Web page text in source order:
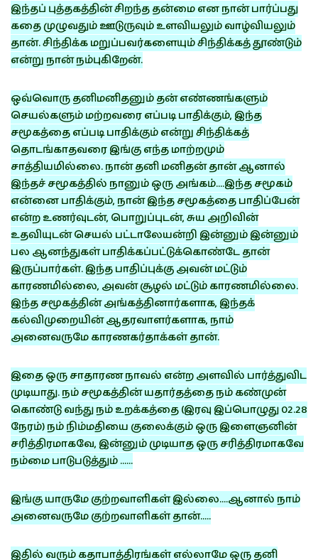
இந்தப் புத்தகத்தின் சிறந்த தன்மை என நான் பார்ப்பது
கதை முழுவதும் ஊடுருவும் உளவியலும் வாழ்வியலும்
தான். சிந்திக்க மறுப்பவர்களையும் சிந்திக்கத் தூண்டும்
என்று நான் நம்புகிறேன்.
ஒவ்வொரு தனிமனிதனும் தன் எண்ணங்களும்
செயல்களும் மற்றவரை எப்படி பாதிக்கும், இந்த
சமூகத்தை எப்படி பாதிக்கும் என்று சிந்திக்கத்
தொடங்காதவரை இங்கு எந்த மாற்றமும்
சாத்தியமில்லை. நான் தனி மனிதன் தான் ஆனால்
இந்தச் சமூகத்தில் நானும் ஒரு அங்கம்….இந்த சமூகம்
என்னை பாதிக்கும், நான் இந்த சமூகத்தை பாதிப்பேன்
என்ற உணர்வுடன், பொறுப்புடன், சுய அறிவின்
உதவியுடன் செயல் பட்டாலேயன்றி இன்னும் இன்னும்
பல ஆனந்துகள் பாதிக்கப்பட்டுக்கொண்டே தான்
இருப்பார்கள். இந்த பாதிப்புக்கு அவன் மட்டும்
காரணமில்லை, அவன் சூழல் மட்டும் காரணமில்லை.
இந்த சமூகத்தின் அங்கத்தினார்களாக, இந்தக்
கல்விமுறையின் ஆதரவாளர்களாக, நாம்
அனைவருமே காரணகர்தாக்கள் தான்.
இதை ஒரு சாதாரண நாவல் என்ற அளவில் பார்த்துவிட
முடியாது. நம் சமூகத்தின் யதார்தத்தை நம் கண்முன்
கொண்டு வந்து நம் உறக்கத்தை (இரவு இப்பொழுது 02.28
நேரம்) நம் நிம்மதியை குலைக்கும் ஒரு இளைஞனின்
சரித்திரமாகவே, இன்னும் முடியாத ஒரு சரித்திரமாகவே
நம்மை பாடுபடுத்தும் ……
இங்கு யாருமே குற்றவாளிகள் இல்லை….ஆனால் நாம்
அனைவருமே குற்றவாளிகள் தான்…..
இதில் வரும் கதாபாத்திரங்கள் எல்லாமே ஒரு தனி